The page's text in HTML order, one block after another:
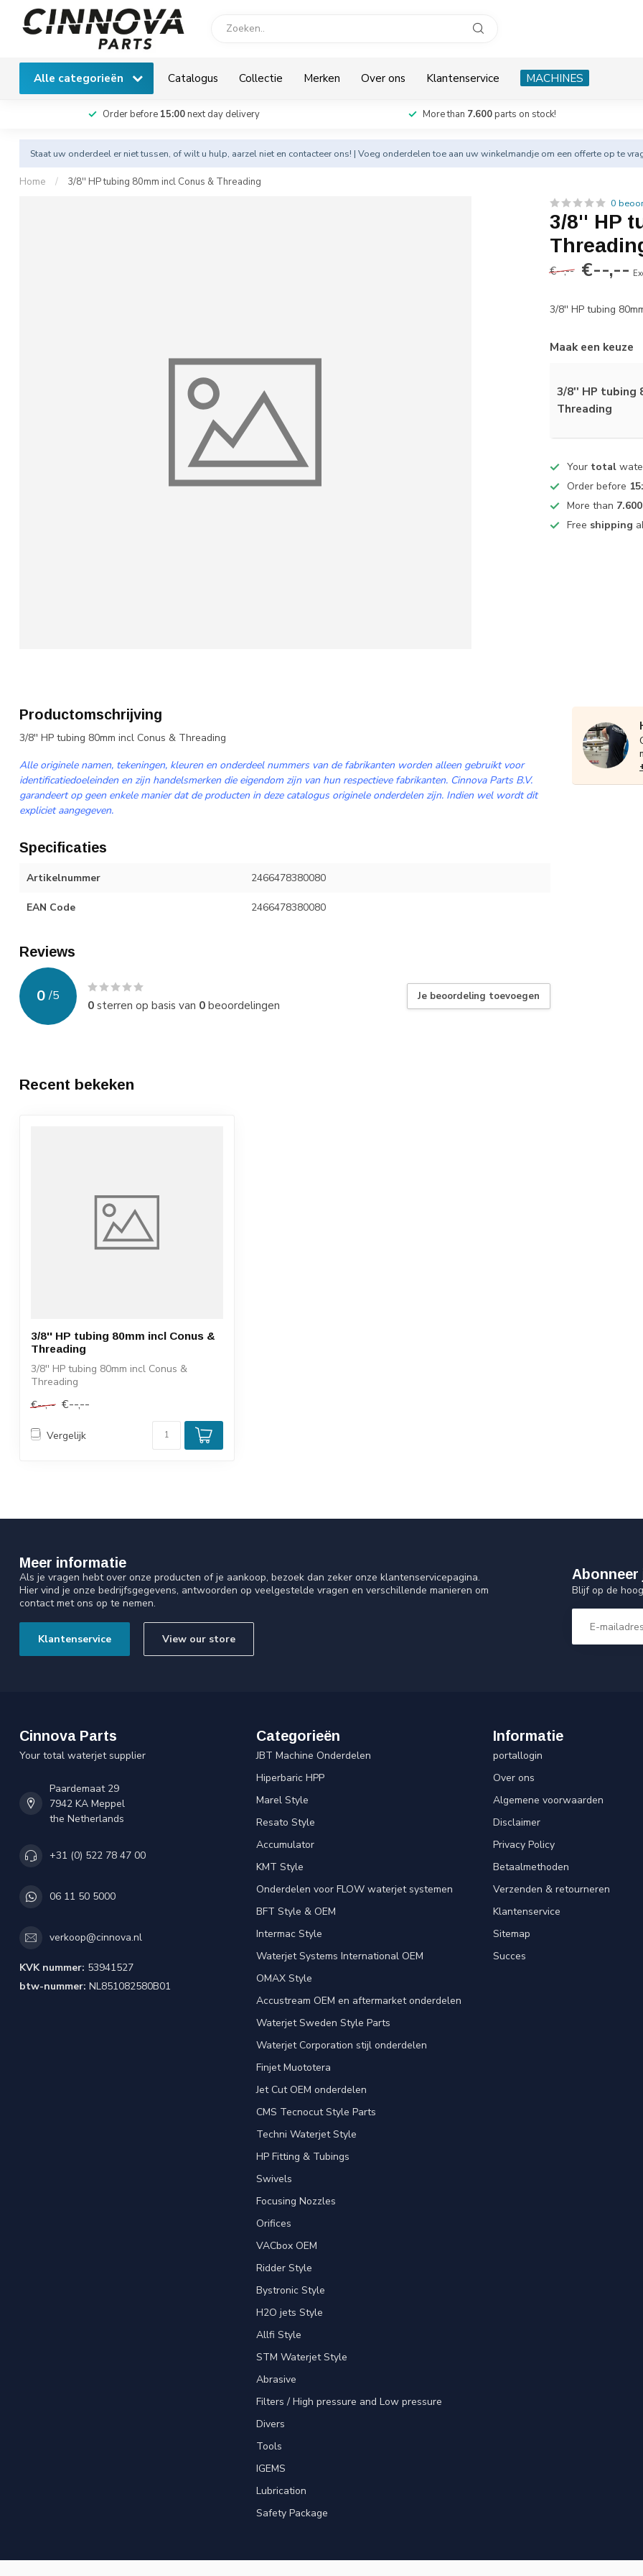
Alle categorieën Catalogus Collectie Merken Over ons Klantenservice MACHINES
Order before 15:00next day delivery More than 7.600parts on stock!
Staat uw onderdeel er niet tussen, of wilt u hulp, aarzel niet en contacteer ons! | Voeg onderdelen toe aan uw winkelmandje om een offerte op te
Home / 3/8'' HP tubing 80mm incl Conus & Threading
0
3/8'' HP
€--,-- €--,--
3/8'' HP tubing
Maak een keuze
3/8'' HP tubing
Threading
Your total
Order before
More than 7.600
Free shipping
Productomschrijving
3/8'' HP tubing 80mm incl Conus & Threading
Alle originele namen, tekeningen, kleuren en onderdeel nummers van de fabrikanten worden alleen gebruikt voor
identificatiedoeleinden en zijn handelsmerken die eigendom zijn van hun respectieve fabrikanten. Cinnova Parts B.V.
garandeert op geen enkele manier dat de producten in deze catalogus originele onderdelen zijn. Indien wel wordt dit
expliciet aangegeven.
Specificaties
Artikelnummer 2466478380080
EAN Code 2466478380080
Reviews
0 /5
0sterren op basis van 0beoordelingen
Je beoordeling toevoegen
Recent bekeken
3/8'' HP tubing 80mm incl Conus &
Threading
3/8'' HP tubing 80mm incl Conus &
Threading
€--,-- €--,--
Vergelijk
Meer informatie
Als je vragen hebt over onze producten of je aankoop, bezoek dan zeker onze klantenservicepagina.
Hier vind je onze bedrijfsgegevens, antwoorden op veelgestelde vragen en verschillende manieren om
contact met ons op te nemen.
Klantenservice View our store
Abonneer
Blijf op de
Cinnova Parts
Your total waterjet supplier
Paardemaat 29
7942 KA Meppel
the Netherlands
+31 (0) 522 78 47 00
06 11 50 5000
verkoop@cinnova.nl
KVK nummer: 53941527
btw-nummer: NL851082580B01
Categorieën
JBT Machine Onderdelen
Hiperbaric HPP
Marel Style
Resato Style
Accumulator
KMT Style
Onderdelen voor FLOW waterjet systemen
BFT Style & OEM
Intermac Style
Waterjet Systems International OEM
OMAX Style
Accustream OEM en aftermarket onderdelen
Waterjet Sweden Style Parts
Waterjet Corporation stijl onderdelen
Finjet Muototera
Jet Cut OEM onderdelen
CMS Tecnocut Style Parts
Techni Waterjet Style
HP Fitting & Tubings
Swivels
Focusing Nozzles
Orifices
VACbox OEM
Ridder Style
Bystronic Style
H2O jets Style
Allfi Style
STM Waterjet Style
Abrasive
Filters / High pressure and Low pressure
Divers
Tools
IGEMS
Lubrication
Safety Package
Informatie
portallogin
Over ons
Algemene voorwaarden
Disclaimer
Privacy Policy
Betaalmethoden
Verzenden & retourneren
Klantenservice
Sitemap
Succes